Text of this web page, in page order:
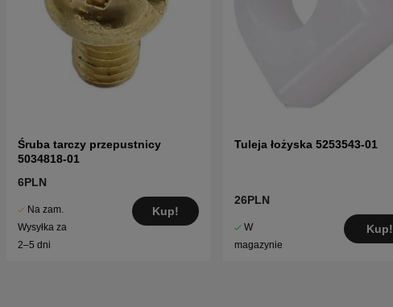
Śruba tarczy przepustnicy
5034818-01
6PLN
Na zam.
Wysyłka za
2–5 dni
Kup!
Tuleja łożyska 5253543-01
26PLN
W
magazynie
Kup!